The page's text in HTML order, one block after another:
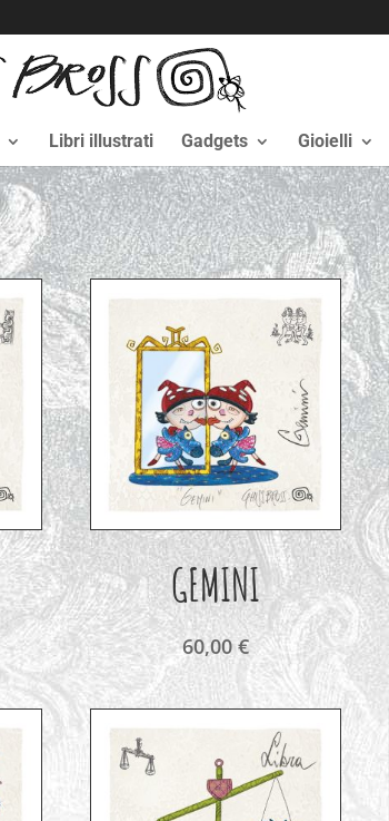
Libri illustrati Gadgets Gioielli
GEMINI
60,00€